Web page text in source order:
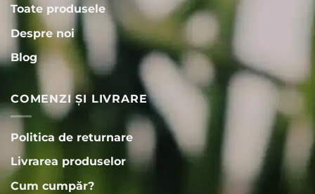
Toate produsele
Despre noi
Blog
COMENZI ȘI LIVRARE
Politica de returnare
Livrarea produselor
Cum cumpăr?